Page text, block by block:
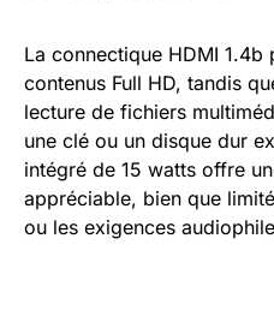
La connectique HDMI
contenus Full HD, tandis
lecture de fichiers
une clé ou un disque dur
intégré de 15 watts offre
appréciable, bien que
ou les exigences